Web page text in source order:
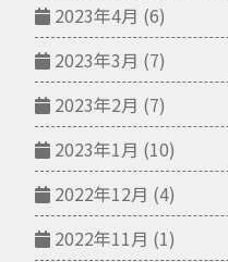
2023年4月 (6)
2023年3月 (7)
2023年2月 (7)
2023年1月 (10)
2022年12月 (4)
2022年11月 (1)